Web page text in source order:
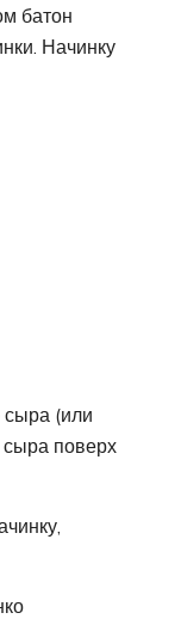
батон
Начинку
сыра (или
поверх